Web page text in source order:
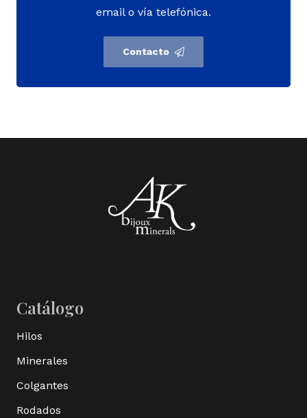
email o vía telefónica.
Contacto
Catálogo
Hilos
Minerales
Colgantes
Rodados